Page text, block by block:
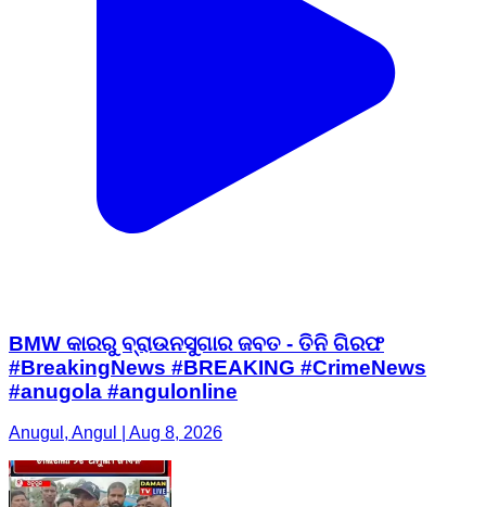
BMW କାରରୁ ବ୍ରାଉନସୁଗାର ଜବତ - ତିନି ଗିରଫ
#BreakingNews #BREAKING #CrimeNews
#anugola #angulonline
Anugul, Angul | Aug 8, 2026